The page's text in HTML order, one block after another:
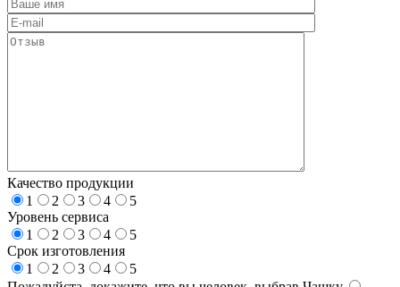
Качество продукции
1
2 3 4
5
Уровень сервиса
1
2 3 4
5
Срок изготовления
1
2 3 4
5